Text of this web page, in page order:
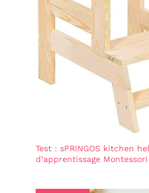
Test : sPRINGOS kitchen
d’apprentissage Montessori